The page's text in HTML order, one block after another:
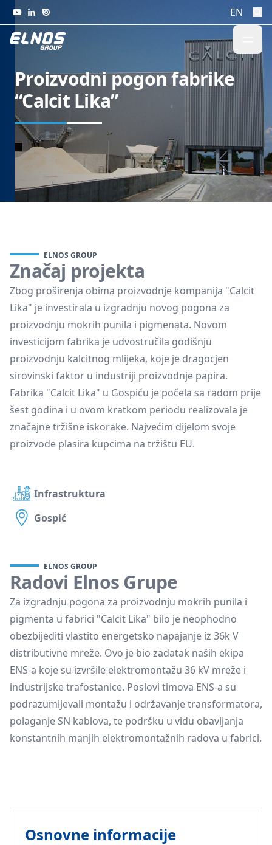
Skip to content EN
Proizvodni pogon fabrike
“Calcit Lika”
ELNOS GROUP
Značaj projekta
Zbog proširenja obima proizvodnje kompanija "Calcit
Lika" je investirala u izgradnju novog pogona za
proizvodnju mokrih punila i pigmenata. Novom
investicijom fabrika je udvostručila godišnju
proizvodnju kalcitnog mlijeka, koje je dragocjen
sirovinski faktor u industriji proizvodnje papira.
Fabrika "Calcit Lika" u Gospiću je počela sa radom prije
šest godina i u ovom kratkom periodu realizovala je
značajne tržišne iskorake. Najvećim dijelom svoje
proizvode plasira kupcima na tržištu EU.
Infrastruktura
Gospić
ELNOS GROUP
Radovi Elnos Grupe
Za izgradnju pogona za proizvodnju mokrih punila i
pigmenta u fabrici "Calcit Lika" bilo je neophodno
obezbijediti vlastito energetsko napajanje iz 36k V
distributivne mreže. Ovo je bio zadatak naših ekipa
ENS-a koje su izvršile elektromontažu 36 kV mreže i
industrijske trafostanice. Poslovi timova ENS-a su
podrazumijevali montažu i održavanje transformatora,
polaganje SN kablova, te podršku u vidu obavljanja
konstantnih manjih elektromontažnih radova u fabrici.
Osnovne informacije